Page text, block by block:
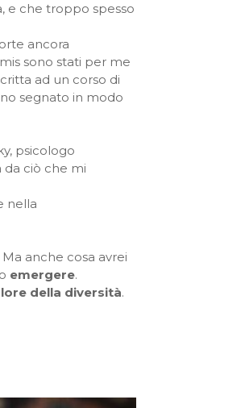
e che troppo spesso
ancora
sono stati per me
ad un corso di
segnato in modo
psicologo
ciò che mi
nella
anche cosa avrei
emergere.
della diversità.